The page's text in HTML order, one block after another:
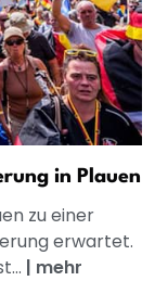
in Plauen
zu einer
erwartet.
| mehr